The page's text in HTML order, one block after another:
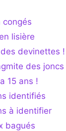
congés
lisière
devinettes !
des joncs
15 ans !
identifiés
à identifier
bagués